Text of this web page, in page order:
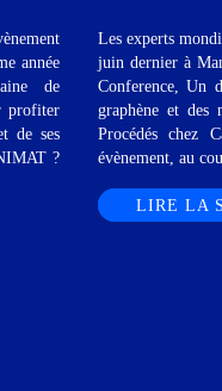
année
de
profiter
de ses
?
Les experts
juin dernier à
Conference, Un
graphène et des
Procédés chez
évènement, au
LIRE LA